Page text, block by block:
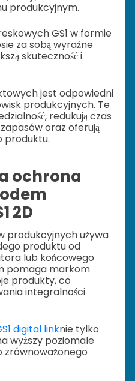
produkcyjnym.
GS1 w formie
za sobą wyraźne
skuteczność i
jest odpowiedni
produkcyjnych. Te
redukują czas
oraz oferują
produktu.
ochrona
2D
produkcyjnych używa
produktu od
lub końcowego
pomaga markom
produkty, co
integralności
digital linknie tylko
wyższy poziomale
zrównoważonego